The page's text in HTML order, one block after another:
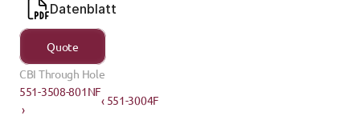
Datenblatt
Quote
CBI Through Hole
551-3508-801NF
›
‹ 551-3004F